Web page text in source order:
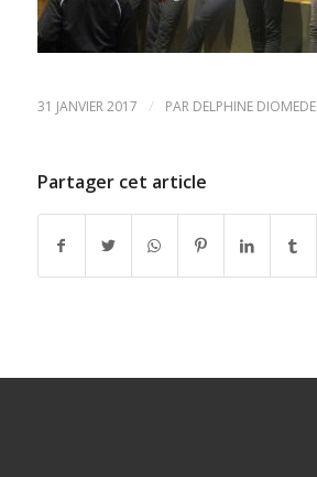
31 JANVIER 2017 / PAR DELPHINE DIOMEDE
Partager cet article